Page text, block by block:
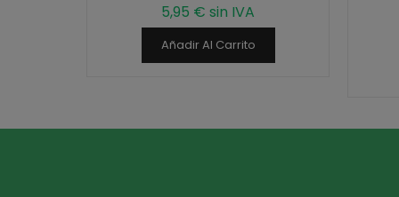
5,95 € sin IVA
Añadir Al Carrito